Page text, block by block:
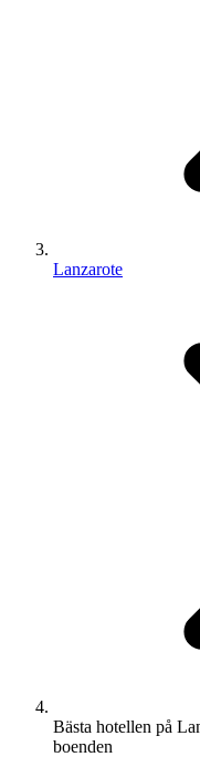
Lanzarote
Bästa hotellen på
boenden